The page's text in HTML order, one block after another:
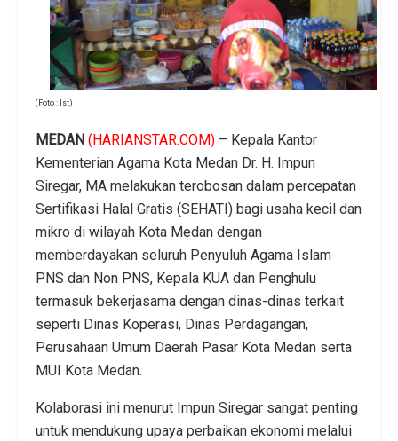
(Foto : Ist)
MEDAN (HARIANSTAR.COM) – Kepala Kantor
Kementerian Agama Kota Medan Dr. H. Impun
Siregar, MA melakukan terobosan dalam percepatan
Sertifikasi Halal Gratis (SEHATI) bagi usaha kecil dan
mikro di wilayah Kota Medan dengan
memberdayakan seluruh Penyuluh Agama Islam
PNS dan Non PNS, Kepala KUA dan Penghulu
termasuk bekerjasama dengan dinas-dinas terkait
seperti Dinas Koperasi, Dinas Perdagangan,
Perusahaan Umum Daerah Pasar Kota Medan serta
MUI Kota Medan.
Kolaborasi ini menurut Impun Siregar sangat penting
untuk mendukung upaya perbaikan ekonomi melalui